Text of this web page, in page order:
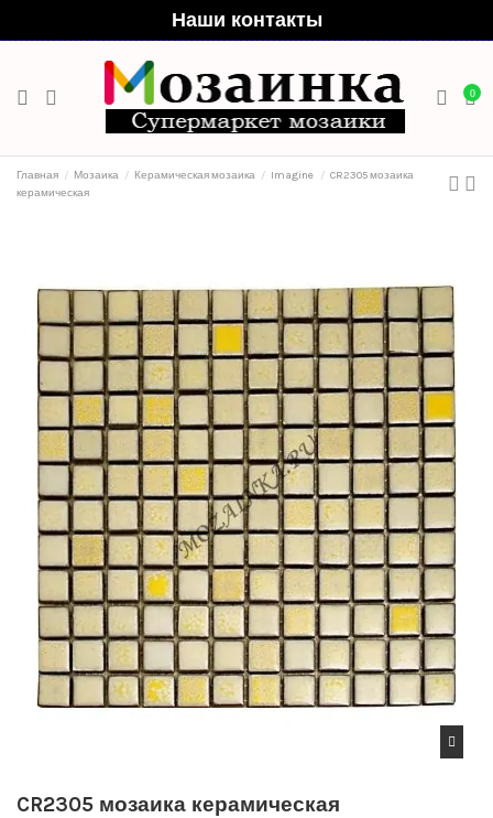
Наши контакты
0
Главная Мозаика Керамическая мозаика Imagine
CR2305 мозаика
керамическая
CR2305 мозаика керамическая